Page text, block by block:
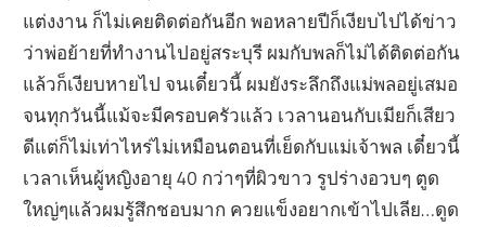
แต่งงาน ก็ไม่เคยติดต่อกันอีก พอหลายปีก็เงียบไปได้ข่าว
ว่าพ่อย้ายที่ทำงานไปอยู่สระบุรี ผมกับพลก็ไม่ได้ติดต่อกัน
แล้วก็เงียบหายไป จนเดี๋ยวนี้ ผมยังระลึกถึงแม่พลอยู่เสมอ
จนทุกวันนี้แม้จะมีครอบครัวแล้ว เวลานอนกับเมียก็เสียว
ดีแต่ก็ไม่เท่าไหร่ไม่เหมือนตอนที่เย็ดกับแม่เจ้าพล เดี๋ยวนี้
เวลาเห็นผู้หญิงอายุ 40 กว่าๆที่ผิวขาว รูปร่างอวบๆ ตูด
ใหญ่ๆแล้วผมรู้สึกชอบมาก ควยแข็งอยากเข้าไปเลีย…ดูด